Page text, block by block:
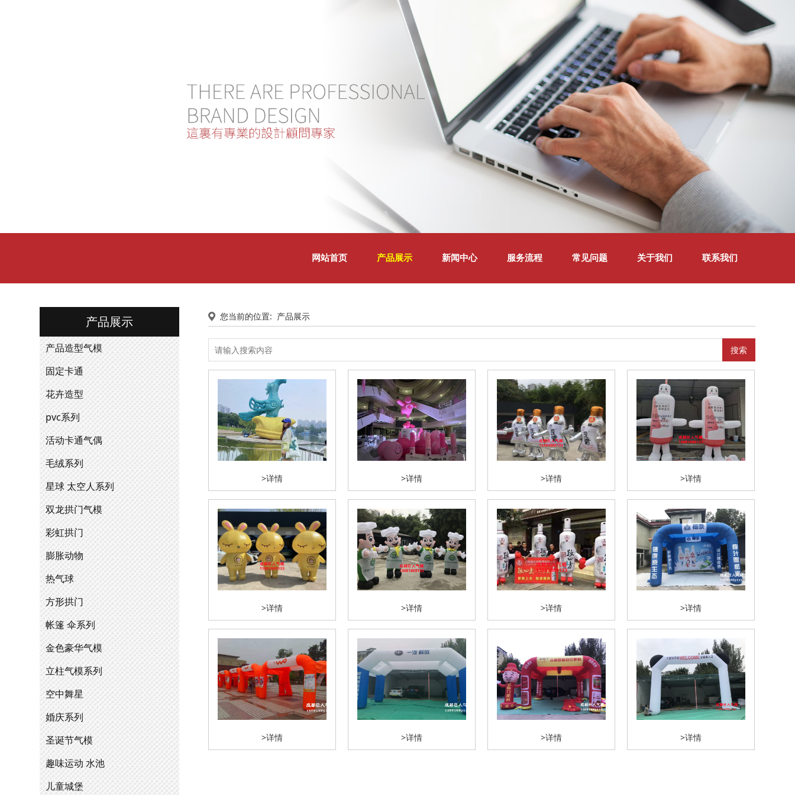
网站首页 产品展示 新闻中心 服务流程 常见问题 关于我们 联系我们
产品展示
产品造型气模
固定卡通
花卉造型
pvc系列
活动卡通气偶
毛绒系列
星球 太空人系列
双龙拱门气模
彩虹拱门
膨胀动物
热气球
方形拱门
帐篷 伞系列
金色豪华气模
立柱气模系列
空中舞星
婚庆系列
圣诞节气模
趣味运动 水池
儿童城堡
您当前的位置: 产品展示
搜索
>详情 >详情 >详情 >详情
>详情 >详情 >详情 >详情
>详情 >详情 >详情 >详情